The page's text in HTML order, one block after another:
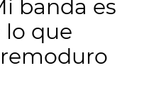
banda es
que